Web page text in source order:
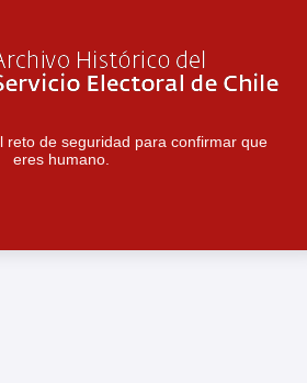
reto de seguridad para confirmar que
eres humano.